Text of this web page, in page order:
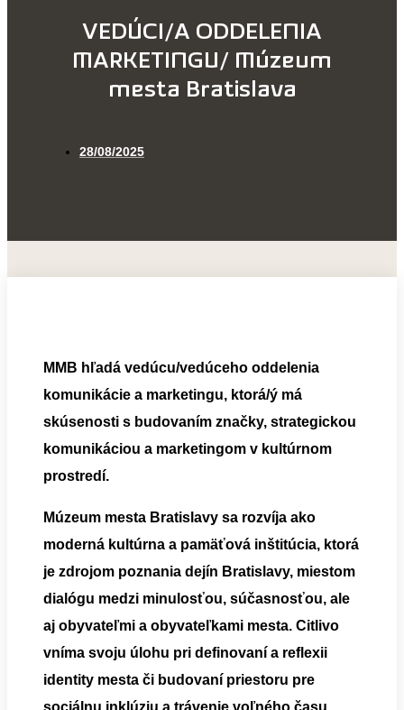
VEDÚCI/A ODDELENIA
MARKETINGU/ Múzeum
mesta Bratislava
28/08/2025
MMB hľadá vedúcu/vedúceho oddelenia
komunikácie a marketingu, ktorá/ý má
skúsenosti s budovaním značky, strategickou
komunikáciou a marketingom v kultúrnom
prostredí.
Múzeum mesta Bratislavy sa rozvíja ako
moderná kultúrna a pamäťová inštitúcia, ktorá
je zdrojom poznania dejín Bratislavy, miestom
dialógu medzi minulosťou, súčasnosťou, ale
aj obyvateľmi a obyvateľkami mesta. Citlivo
vníma svoju úlohu pri definovaní a reflexii
identity mesta či budovaní priestoru pre
sociálnu inklúziu a trávenie voľného času.